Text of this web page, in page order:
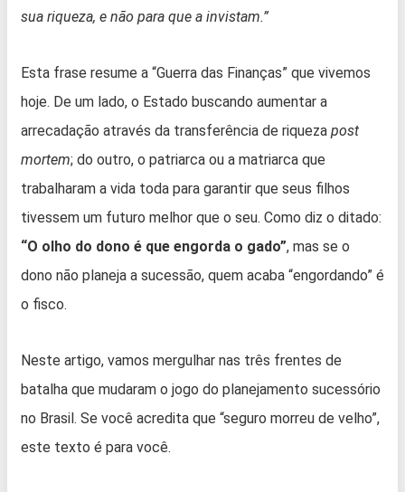
sua riqueza, e não para que a invistam.”
Esta frase resume a “Guerra das Finanças” que vivemos
hoje. De um lado, o Estado buscando aumentar a
arrecadação através da transferência de riqueza post
mortem; do outro, o patriarca ou a matriarca que
trabalharam a vida toda para garantir que seus filhos
tivessem um futuro melhor que o seu. Como diz o ditado:
“O olho do dono é que engorda o gado”, mas se o
dono não planeja a sucessão, quem acaba “engordando” é
o fisco.
Neste artigo, vamos mergulhar nas três frentes de
batalha que mudaram o jogo do planejamento sucessório
no Brasil. Se você acredita que “seguro morreu de velho”,
este texto é para você.